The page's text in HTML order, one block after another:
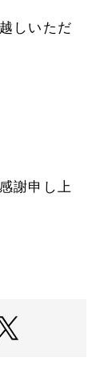
しいただ
謝申し上